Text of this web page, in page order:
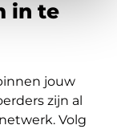
in te
jouw
zijn al
Volg